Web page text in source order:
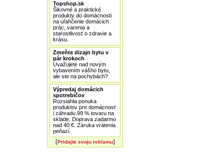
Topshop.sk
Šikovné a praktické
produkty do domácnosti
na uľahčenie domácich
prác, varenia a
starostlivosť o zdravie a
krásu.
Zmeňte dizajn bytu v
pár krokoch
Uvažujete nad novým
vybavením vášho bytu,
ale ste na pochybách?
Výpredaj domácich
spotrebičov
Rozsiahla ponuka
produktov pre domácnosť
i záhradu.99 % tovaru na
sklade. Doprava zadarmo
nad 40 €. Záruka vrátenia
peňazí.
[Pridajte svoju reklamu]